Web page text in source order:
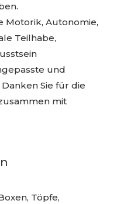
Motorik, Autonomie,
Teilhabe,
und
Sie für die
mit
Töpfe,